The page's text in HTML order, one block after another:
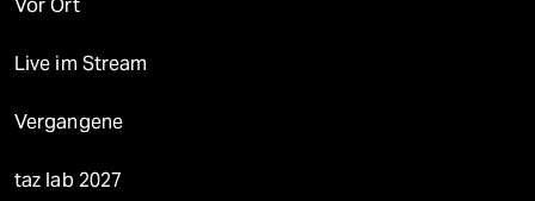
Vor Ort
Live im Stream
Vergangene
taz lab 2027